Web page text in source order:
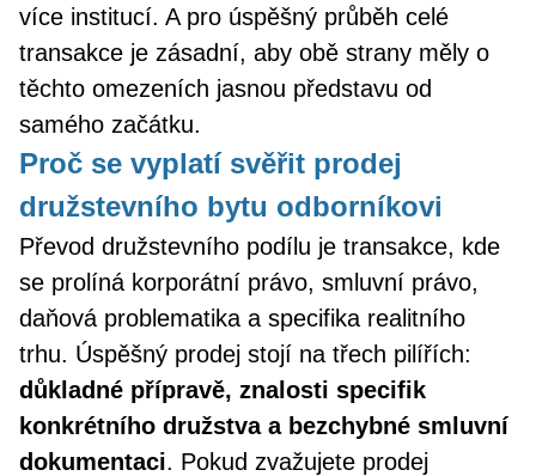
více institucí. A pro úspěšný průběh celé
transakce je zásadní, aby obě strany měly o
těchto omezeních jasnou představu od
samého začátku.
Proč se vyplatí svěřit prodej
družstevního bytu odborníkovi
Převod družstevního podílu je transakce, kde
se prolíná korporátní právo, smluvní právo,
daňová problematika a specifika realitního
trhu. Úspěšný prodej stojí na třech pilířích:
důkladné přípravě, znalosti specifik
konkrétního družstva a bezchybné smluvní
dokumentaci. Pokud zvažujete prodej